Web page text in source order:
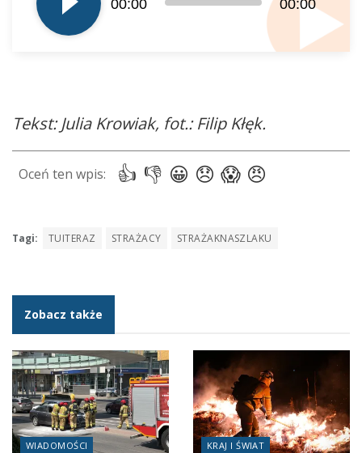
dźwiękowych
00:00 00:00
Tekst: Julia Krowiak, fot.: Filip Kłęk.
Tagi: TUITERAZ STRAŻACY STRAŻAKNASZLAKU
Zobacz także
WIADOMOŚCI KRAJ I ŚWIAT